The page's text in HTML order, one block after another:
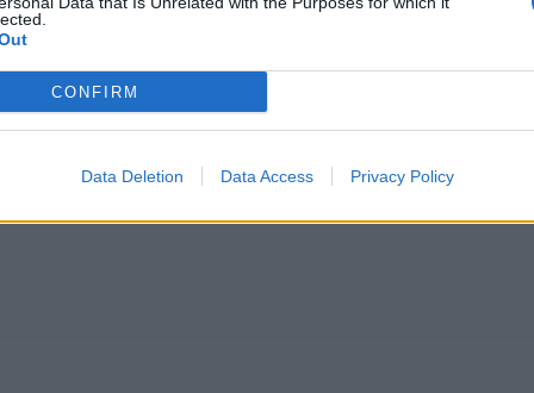
CONFIRM
Data Deletion Data Access Privacy Policy
časovni termini prekinitev, v primeru
dejanski čas prekinitve nekoliko razlikuje od